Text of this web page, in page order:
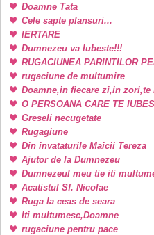
Doamne Tata
Cele sapte plansuri...
IERTARE
Dumnezeu va Iubeste!!!
RUGACIUNEA PARINTILOR
rugaciune de multumire
Doamne,in fiecare zi,in zori,te
O PERSOANA CARE TE
Greseli necugetate
Rugagiune
Din invataturile Maicii Tereza
Ajutor de la Dumnezeu
Dumnezeul meu tie iti
Acatistul Sf. Nicolae
Ruga la ceas de seara
Iti multumesc,Doamne
rugaciune pentru pace